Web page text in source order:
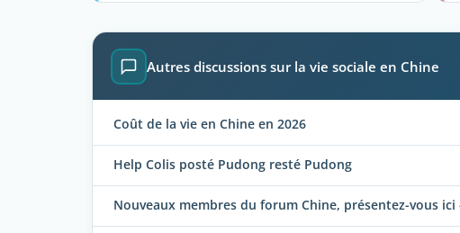
Autres discussions sur la vie sociale en Chine
Coût de la vie en Chine en 2026
Help Colis posté Pudong resté Pudong
Nouveaux membres du forum Chine, présentez-vous ici